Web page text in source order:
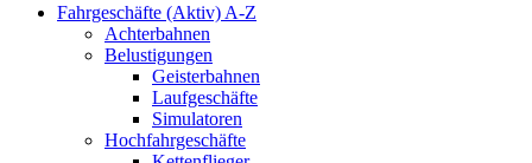
Fahrgeschäfte (Aktiv) A-Z
Achterbahnen
Belustigungen
Geisterbahnen
Laufgeschäfte
Simulatoren
Hochfahrgeschäfte